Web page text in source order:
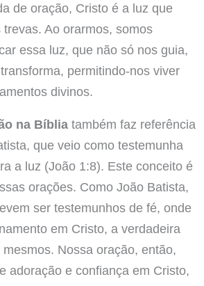
de oração, Cristo é a luz que
Ao orarmos, somos
essa luz, que não só nos guia,
permitindo-nos viver
divinos.
na Bíbliatambém faz referência
que veio como testemunha
a luz (João 1:8). Este conceito é
orações. Como João Batista,
ser testemunhos de fé, onde
em Cristo, a verdadeira
Nossa oração, então,
adoração e confiança em Cristo,